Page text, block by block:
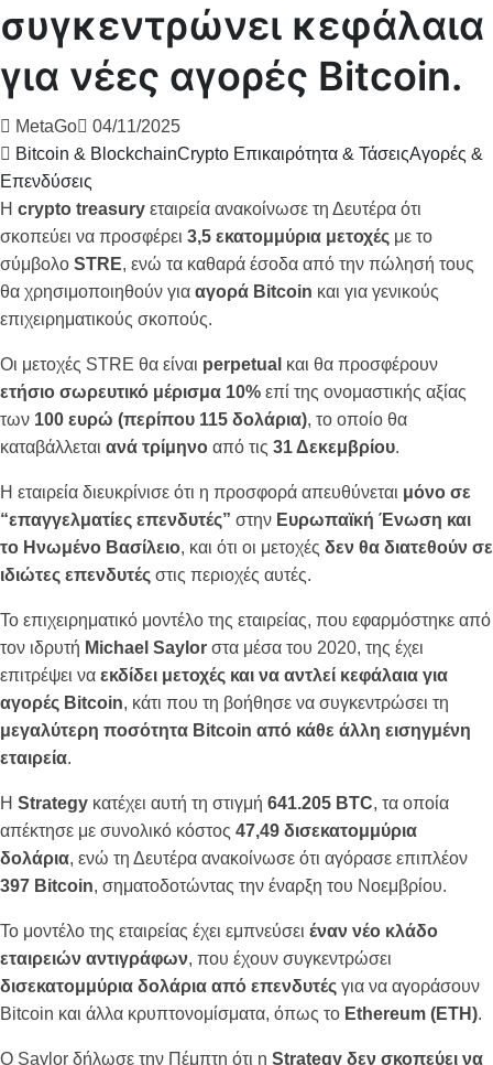
συγκεντρώνει κεφάλαια
για νέες αγορές Bitcoin.
MetaGo
04/11/2025
Bitcoin & BlockchainCrypto Επικαιρότητα & ΤάσειςΑγορές &
Επενδύσεις
Η crypto treasury εταιρεία ανακοίνωσε τη Δευτέρα ότι
σκοπεύει να προσφέρει 3,5 εκατομμύρια μετοχές με το
σύμβολο STRE, ενώ τα καθαρά έσοδα από την πώλησή τους
θα χρησιμοποιηθούν για αγορά Bitcoin και για γενικούς
επιχειρηματικούς σκοπούς.
Οι μετοχές STRE θα είναι perpetual και θα προσφέρουν
ετήσιο σωρευτικό μέρισμα 10% επί της ονομαστικής αξίας
των 100 ευρώ (περίπου 115 δολάρια), το οποίο θα
καταβάλλεται ανά τρίμηνο από τις 31 Δεκεμβρίου.
Η εταιρεία διευκρίνισε ότι η προσφορά απευθύνεται μόνο σε
“επαγγελματίες επενδυτές” στην Ευρωπαϊκή Ένωση και
το Ηνωμένο Βασίλειο, και ότι οι μετοχές δεν θα διατεθούν σε
ιδιώτες επενδυτές στις περιοχές αυτές.
Το επιχειρηματικό μοντέλο της εταιρείας, που εφαρμόστηκε από
τον ιδρυτή Michael Saylor στα μέσα του 2020, της έχει
επιτρέψει να εκδίδει μετοχές και να αντλεί κεφάλαια για
αγορές Bitcoin, κάτι που τη βοήθησε να συγκεντρώσει τη
μεγαλύτερη ποσότητα Bitcoin από κάθε άλλη εισηγμένη
εταιρεία.
Η Strategy κατέχει αυτή τη στιγμή 641.205 BTC, τα οποία
απέκτησε με συνολικό κόστος 47,49 δισεκατομμύρια
δολάρια, ενώ τη Δευτέρα ανακοίνωσε ότι αγόρασε επιπλέον
397 Bitcoin, σηματοδοτώντας την έναρξη του Νοεμβρίου.
Το μοντέλο της εταιρείας έχει εμπνεύσει έναν νέο κλάδο
εταιρειών αντιγράφων, που έχουν συγκεντρώσει
δισεκατομμύρια δολάρια από επενδυτές για να αγοράσουν
Bitcoin και άλλα κρυπτονομίσματα, όπως το Ethereum (ETH).
Ο Saylor δήλωσε την Πέμπτη ότι η Strategy δεν σκοπεύει να